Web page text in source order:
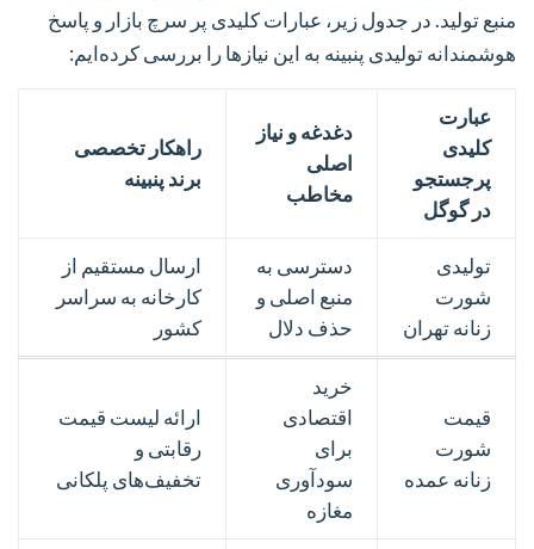
منبع تولید.در جدول زیر، عبارات کلیدی پر سرچ بازار و پاسخ
هوشمندانه تولیدی پنبینه به این نیازها را بررسی کرده‌ایم:
عبارت
کلیدی
پرجستجو
در گوگل
دغدغه و نیاز
اصلی
مخاطب
راهکار تخصصی
برند پنبینه
تولیدی
شورت
زنانه تهران
دسترسی به
منبع اصلی و
حذف دلال
ارسال مستقیم از
کارخانه به سراسر
کشور
قیمت
شورت
زنانه عمده
خرید
اقتصادی
برای
سودآوری
مغازه
ارائه لیست قیمت
رقابتی و
تخفیف‌های پلکانی